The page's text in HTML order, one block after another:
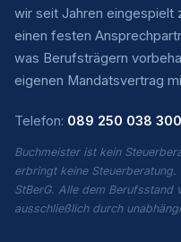
wir seit Jahren eingespielt
einen festen
was Berufsträgern
eigenen Mandatsvertrag
Telefon: 089 250 038 300
Buchmeister ist kein
erbringt keine
StBerG. Alle dem Berufsstand
ausschließlich durch